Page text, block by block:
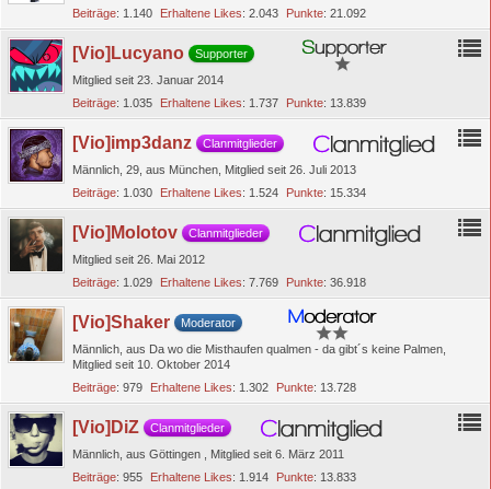
Beiträge 1.140 Erhaltene Likes 2.043 Punkte 21.092
[Vio]Lucyano
Supporter
Mitglied seit 23. Januar 2014
Beiträge 1.035 Erhaltene Likes 1.737 Punkte 13.839
[Vio]imp3danz
Clanmitglieder
Männlich 29 aus München Mitglied seit 26. Juli 2013
Beiträge 1.030 Erhaltene Likes 1.524 Punkte 15.334
[Vio]Molotov
Clanmitglieder
Mitglied seit 26. Mai 2012
Beiträge 1.029 Erhaltene Likes 7.769 Punkte 36.918
[Vio]Shaker
Moderator
Männlich aus Da wo die Misthaufen qualmen - da gibt´s keine Palmen
Mitglied seit 10. Oktober 2014
Beiträge 979 Erhaltene Likes 1.302 Punkte 13.728
[Vio]DiZ
Clanmitglieder
Männlich aus Göttingen
Mitglied seit 6. März 2011
Beiträge 955 Erhaltene Likes 1.914 Punkte 13.833